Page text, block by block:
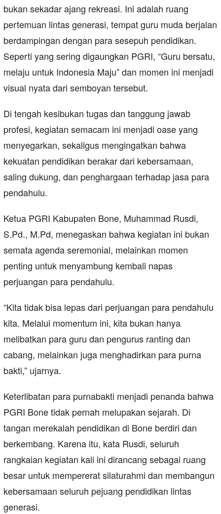
bukan sekadar ajang rekreasi. Ini adalah ruang
pertemuan lintas generasi, tempat guru muda berjalan
berdampingan dengan para sesepuh pendidikan.
Seperti yang sering digaungkan PGRI, “Guru bersatu,
melaju untuk Indonesia Maju” dan momen ini menjadi
visual nyata dari semboyan tersebut.
Di tengah kesibukan tugas dan tanggung jawab
profesi, kegiatan semacam ini menjadi oase yang
menyegarkan, sekaligus mengingatkan bahwa
kekuatan pendidikan berakar dari kebersamaan,
saling dukung, dan penghargaan terhadap jasa para
pendahulu.
Ketua PGRI Kabupaten Bone, Muhammad Rusdi,
S.Pd., M.Pd, menegaskan bahwa kegiatan ini bukan
semata agenda seremonial, melainkan momen
penting untuk menyambung kembali napas
perjuangan para pendahulu.
“Kita tidak bisa lepas dari perjuangan para pendahulu
kita. Melalui momentum ini, kita bukan hanya
melibatkan para guru dan pengurus ranting dan
cabang, melainkan juga menghadirkan para purna
bakti,” ujarnya.
Keterlibatan para purnabakti menjadi penanda bahwa
PGRI Bone tidak pernah melupakan sejarah. Di
tangan merekalah pendidikan di Bone berdiri dan
berkembang. Karena itu, kata Rusdi, seluruh
rangkaian kegiatan kali ini dirancang sebagai ruang
besar untuk mempererat silaturahmi dan membangun
kebersamaan seluruh pejuang pendidikan lintas
generasi.